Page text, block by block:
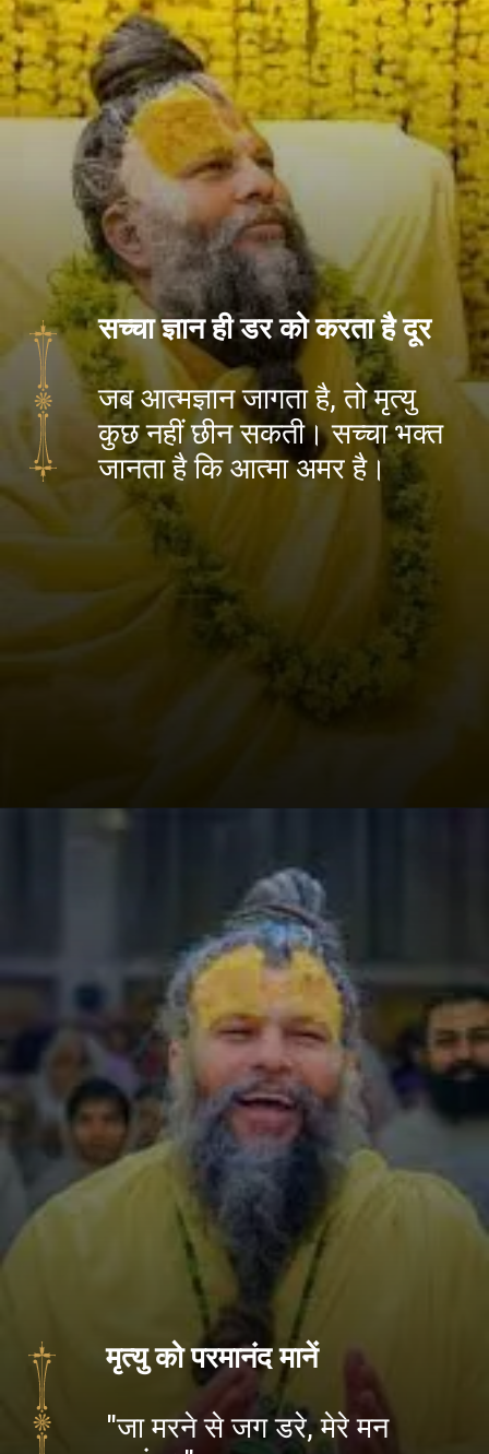
सच्चा ज्ञान ही डर को करता है दूर
जब आत्मज्ञान जागता है, तो मृत्यु
कुछ नहीं छीन सकती। सच्चा भक्त
जानता है कि आत्मा अमर है।
मृत्यु को परमानंद मानें
"जा मरने से जग डरे, मेरे मन